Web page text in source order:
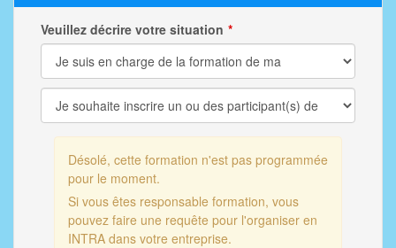
Veuillez décrire votre situation
Désolé, cette formation n'est pas programmée
pour le moment.
Si vous êtes responsable formation, vous
pouvez faire une requête pour l'organiser en
INTRA dans votre entreprise.